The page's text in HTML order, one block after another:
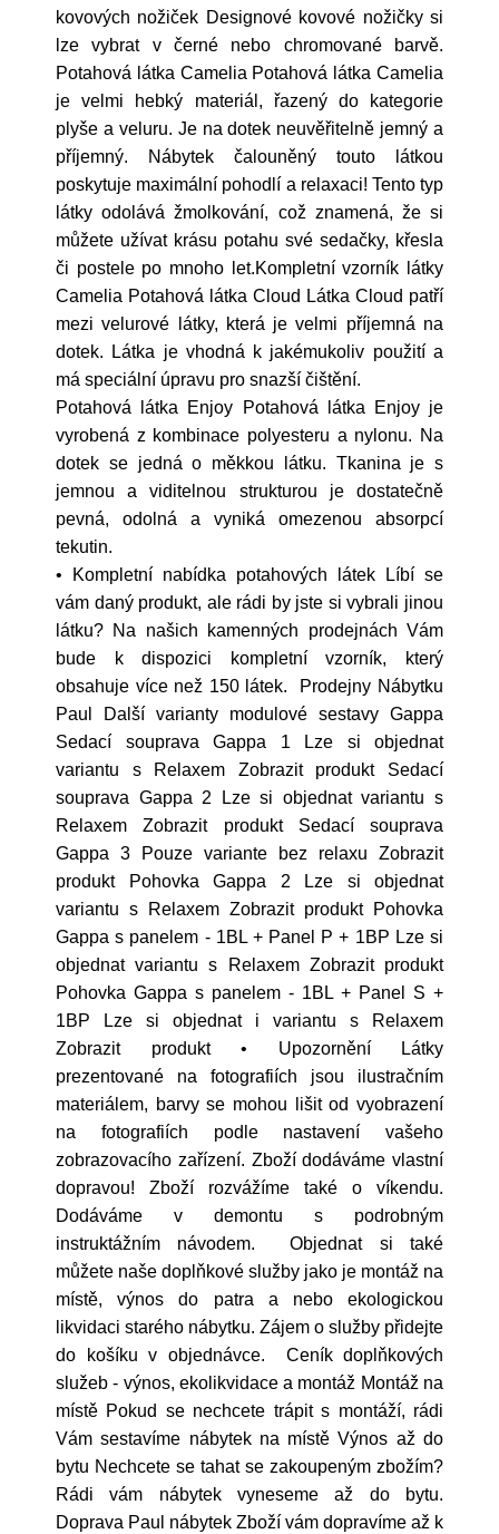
kovových nožiček Designové kovové nožičky si
lze vybrat v černé nebo chromované barvě.
Potahová látka Camelia Potahová látka Camelia
je velmi hebký materiál, řazený do kategorie
plyše a veluru. Je na dotek neuvěřitelně jemný a
příjemný. Nábytek čalouněný touto látkou
poskytuje maximální pohodlí a relaxaci! Tento typ
látky odolává žmolkování, což znamená, že si
můžete užívat krásu potahu své sedačky, křesla
či postele po mnoho let.Kompletní vzorník látky
Camelia Potahová látka Cloud Látka Cloud patří
mezi velurové látky, která je velmi příjemná na
dotek. Látka je vhodná k jakémukoliv použití a
má speciální úpravu pro snazší čištění.
Potahová látka Enjoy Potahová látka Enjoy je
vyrobená z kombinace polyesteru a nylonu. Na
dotek se jedná o měkkou látku. Tkanina je s
jemnou a viditelnou strukturou je dostatečně
pevná, odolná a vyniká omezenou absorpcí
tekutin.
• Kompletní nabídka potahových látek Líbí se
vám daný produkt, ale rádi by jste si vybrali jinou
látku? Na našich kamenných prodejnách Vám
bude k dispozici kompletní vzorník, který
obsahuje více než 150 látek. Prodejny Nábytku
Paul Další varianty modulové sestavy Gappa
Sedací souprava Gappa 1 Lze si objednat
variantu s Relaxem Zobrazit produkt Sedací
souprava Gappa 2 Lze si objednat variantu s
Relaxem Zobrazit produkt Sedací souprava
Gappa 3 Pouze variante bez relaxu Zobrazit
produkt Pohovka Gappa 2 Lze si objednat
variantu s Relaxem Zobrazit produkt Pohovka
Gappa s panelem - 1BL + Panel P + 1BP Lze si
objednat variantu s Relaxem Zobrazit produkt
Pohovka Gappa s panelem - 1BL + Panel S +
1BP Lze si objednat i variantu s Relaxem
Zobrazit produkt • Upozornění Látky
prezentované na fotografiích jsou ilustračním
materiálem, barvy se mohou lišit od vyobrazení
na fotografiích podle nastavení vašeho
zobrazovacího zařízení. Zboží dodáváme vlastní
dopravou! Zboží rozvážíme také o víkendu.
Dodáváme v demontu s podrobným
instruktážním návodem. Objednat si také
můžete naše doplňkové služby jako je montáž na
místě, výnos do patra a nebo ekologickou
likvidaci starého nábytku. Zájem o služby přidejte
do košíku v objednávce. Ceník doplňkových
služeb - výnos, ekolikvidace a montáž Montáž na
místě Pokud se nechcete trápit s montáží, rádi
Vám sestavíme nábytek na místě Výnos až do
bytu Nechcete se tahat se zakoupeným zbožím?
Rádi vám nábytek vyneseme až do bytu.
Doprava Paul nábytek Zboží vám dopravíme až k